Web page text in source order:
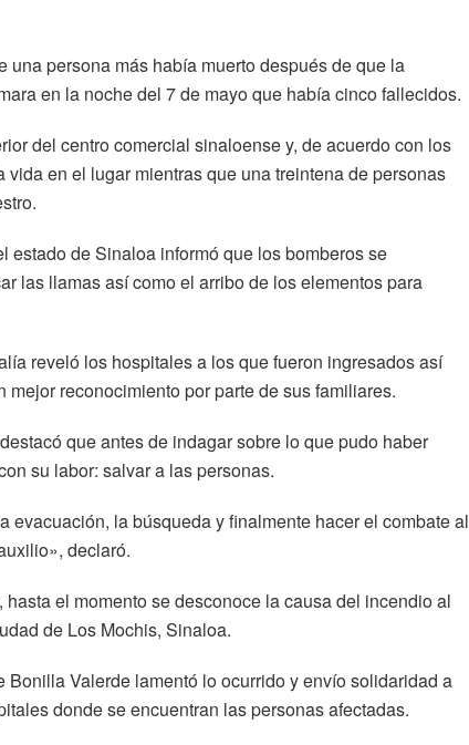
persona más había muerto después de que la
en la noche del 7 de mayo que había cinco fallecidos.
del centro comercial sinaloense y, de acuerdo con los
en el lugar mientras que una treintena de personas
estado de Sinaloa informó que los bomberos se
las llamas así como el arribo de los elementos para
reveló los hospitales a los que fueron ingresados así
reconocimiento por parte de sus familiares.
que antes de indagar sobre lo que pudo haber
su labor: salvar a las personas.
evacuación, la búsqueda y finalmente hacer el combate al
declaró.
el momento se desconoce la causa del incendio al
de Los Mochis, Sinaloa.
Valerde lamentó lo ocurrido y envío solidaridad a
donde se encuentran las personas afectadas.